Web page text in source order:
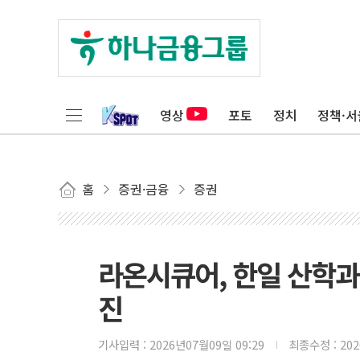
영상 포토 정치 정책·
홈 증권·금융 증권
라온시큐어, 한일 산학
진
기사입력 : 2026년07월09일 09:29 최종수정 :